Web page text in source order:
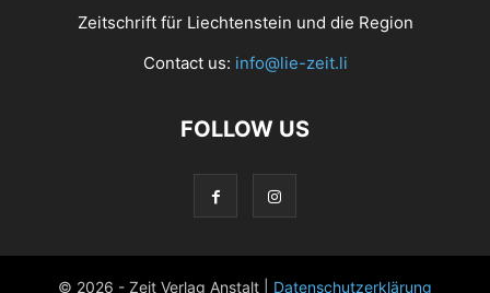
Zeitschrift für Liechtenstein und die Region
Contact us: info@lie-zeit.li
FOLLOW US
© 2026 - Zeit Verlag Anstalt | Datenschutzerklärung